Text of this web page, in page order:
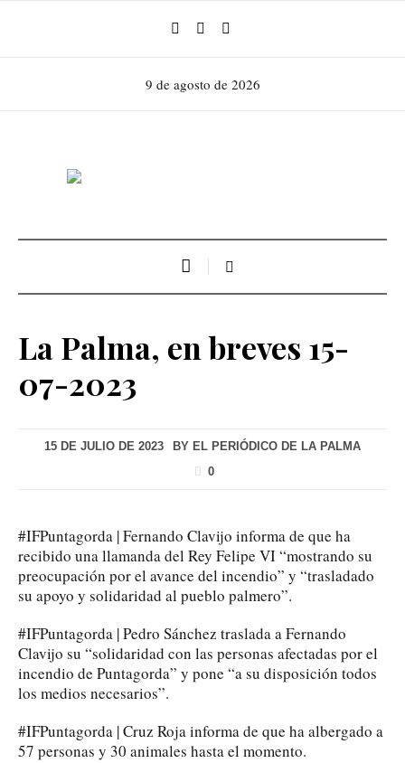
9 de agosto de 2026
La Palma, en breves 15-
07-2023
15 DE JULIO DE 2023 BY EL PERIÓDICO DE LA PALMA
0
#IFPuntagorda | Fernando Clavijo informa de que ha
recibido una llamanda del Rey Felipe VI “mostrando su
preocupación por el avance del incendio” y “trasladado
su apoyo y solidaridad al pueblo palmero”.
#IFPuntagorda | Pedro Sánchez traslada a Fernando
Clavijo su “solidaridad con las personas afectadas por el
incendio de Puntagorda” y pone “a su disposición todos
los medios necesarios”.
#IFPuntagorda | Cruz Roja informa de que ha albergado a
57 personas y 30 animales hasta el momento.